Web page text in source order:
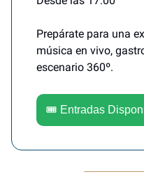
Prepárate para una
música en vivo,
escenario 360º.
🎟️ Entradas